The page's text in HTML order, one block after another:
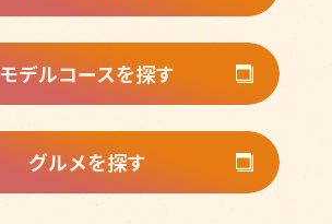
モデルコースを探す
グルメを探す